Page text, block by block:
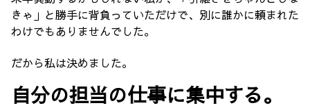
きゃ」と勝手に背負っていただけで、別に誰かに頼まれた
わけでもありませんでした。
だから私は決めました。
自分の担当の仕事に集中する。